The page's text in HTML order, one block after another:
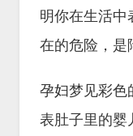
明你在生活中
在的危险，是
孕妇梦见彩色
表肚子里的婴